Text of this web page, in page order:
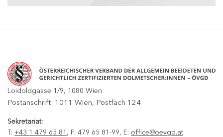
Loidoldgasse 1/9, 1080 Wien
Postanschrift: 1011 Wien, Postfach 124
Sekretariat:
T: +43 1 479 65 81 , F: 479 65 81-99, E: office@oevgd.at